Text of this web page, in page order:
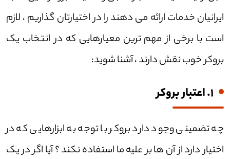
ایرانیان خدمات ارائه می دهند را در اختیارتان گذاریم ، لازم
است با برخی از مهم ترین معیارهایی که در انتخاب یک
بروکر خوب نقش دارند ، آشنا شوید:
1. اعتبار بروکر
چه تضمینی وجود دارد بروکر با توجه به ابزارهایی که در
اختیار دارد از آن ها بر علیه ما استفاده نکند ؟ آیا اگر در یک